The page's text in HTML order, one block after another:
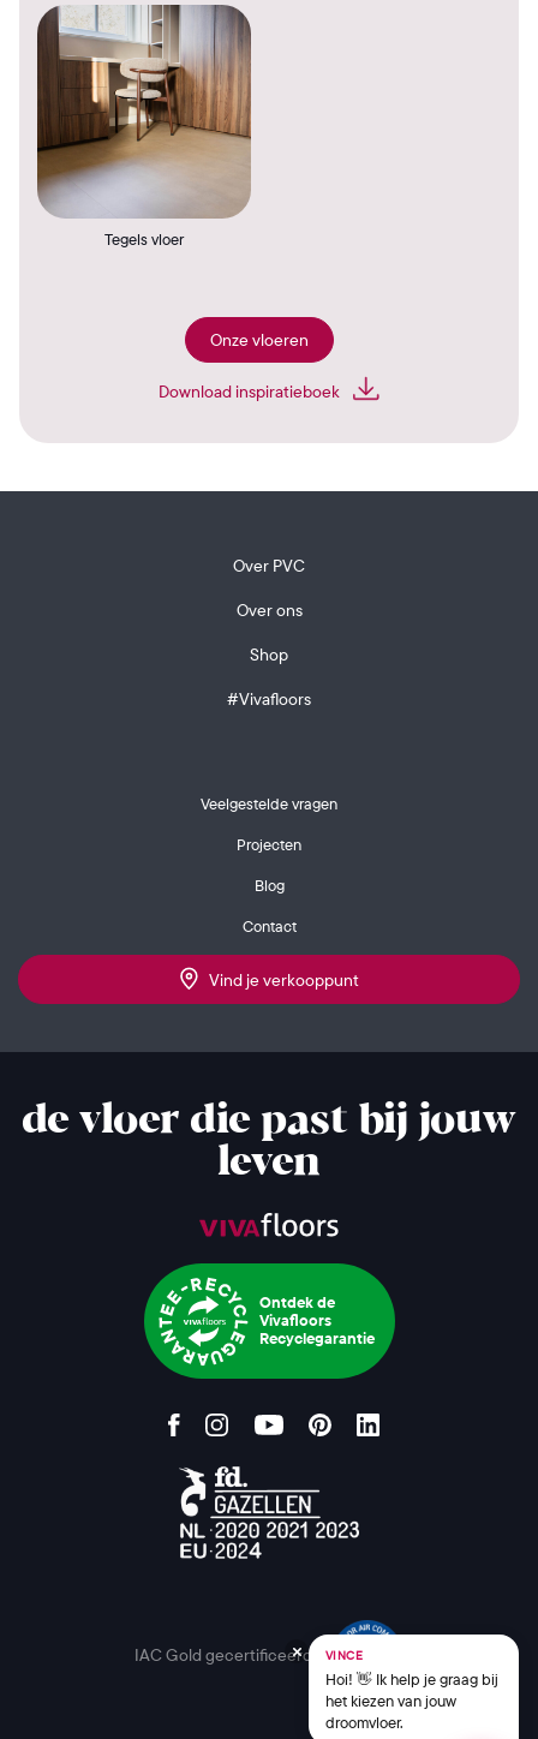
Tegels vloer
Onze vloeren
Download inspiratieboek
Over PVC
Over ons
Shop
#Vivafloors
Veelgestelde vragen
Projecten
Blog
Contact
Vind je verkooppunt
de vloer die past bij jouw
leven
Ontdek de
Vivafloors
Recyclegarantie
IAC Gold gecertificeerd VINCE
Hoi! 👋 Ik help je graag bij
het kiezen van jouw
droomvloer.